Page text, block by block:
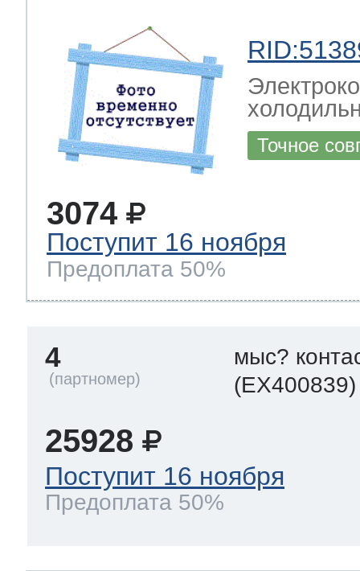
Точное
3074
Поступит 16 ноября
Предоплата 50%
4
мыс?
(EX400839)
25928
Поступит 16 ноября
Предоплата 50%